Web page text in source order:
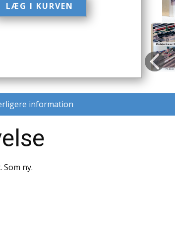
LÆG I KURVEN​
information
ny.